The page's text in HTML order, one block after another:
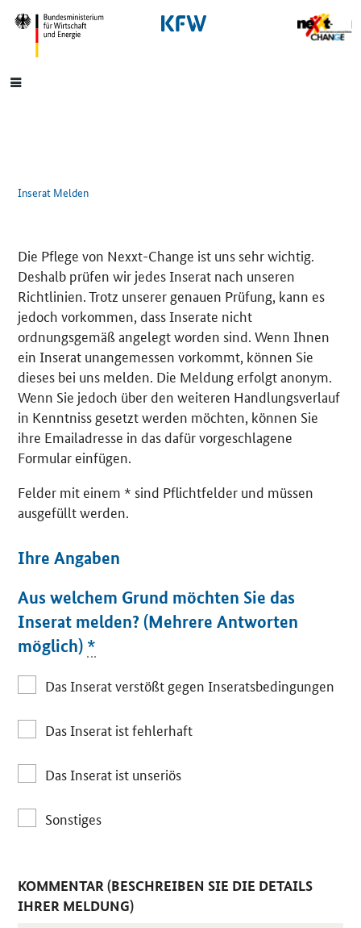
SrOnlyNavigation
Hauptmenü
Inserat Melden
Die Pflege von Nexxt-Change ist uns sehr wichtig.
Deshalb prüfen wir jedes Inserat nach unseren
Richtlinien. Trotz unserer genauen Prüfung, kann es
jedoch vorkommen, dass Inserate nicht
ordnungsgemäß angelegt worden sind. Wenn Ihnen
ein Inserat unangemessen vorkommt, können Sie
dieses bei uns melden. Die Meldung erfolgt anonym.
Wenn Sie jedoch über den weiteren Handlungsverlauf
in Kenntniss gesetzt werden möchten, können Sie
ihre Emailadresse in das dafür vorgeschlagene
Formular einfügen.
Felder mit einem * sind Pflichtfelder und müssen
ausgefüllt werden.
Ihre Angaben
Aus welchem Grund möchten Sie das
Inserat melden? (Mehrere Antworten
möglich) *
Das Inserat verstößt gegen Inseratsbedingungen
Das Inserat ist fehlerhaft
Das Inserat ist unseriös
Sonstiges
KOMMENTAR (BESCHREIBEN SIE DIE DETAILS
IHRER MELDUNG)